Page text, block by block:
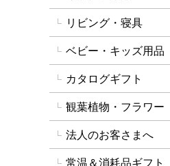
リビング・寝具
ベビー・キッズ用品
カタログギフト
観葉植物・フラワー
法人のお客さまへ
常温＆消耗品ギフト